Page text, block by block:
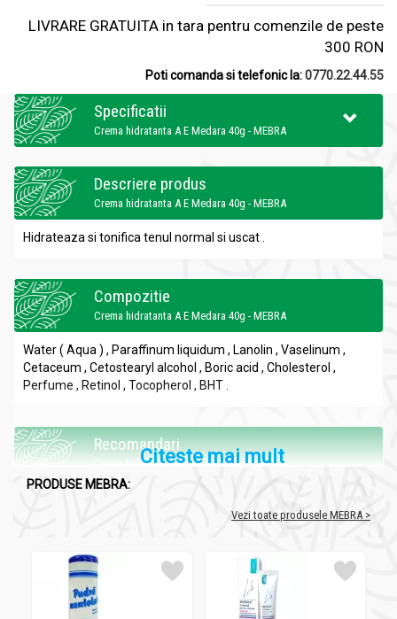
LIVRARE GRATUITA in tara pentru comenzile de peste
300 RON
Poti comanda si telefonic la:0770.22.44.55
Specificatii
Crema hidratanta A E Medara 40g - MEBRA
Descriere produs
Crema hidratanta A E Medara 40g - MEBRA
Hidrateaza si tonifica tenul normal si uscat .
Compozitie
Crema hidratanta A E Medara 40g - MEBRA
Water ( Aqua ) , Paraffinum liquidum , Lanolin , Vaselinum ,
Cetaceum , Cetostearyl alcohol , Boric acid , Cholesterol ,
Perfume , Retinol , Tocopherol , BHT .
Recomandari
Crema hidratanta A E Medara 40g - MEBRA
Administrare
Crema hidratanta A E Medara 40g - MEBRA
Se aplica zilnic pe fata curata, cu masaj bland.
Citeste mai mult
PRODUSE MEBRA:
Vezi toate produsele MEBRA >